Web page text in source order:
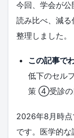
今回、学会が
読み比べ、減
整理しました。
この記事で
低下のセル
策 ④受診の
2026年8月時点
です。医学的